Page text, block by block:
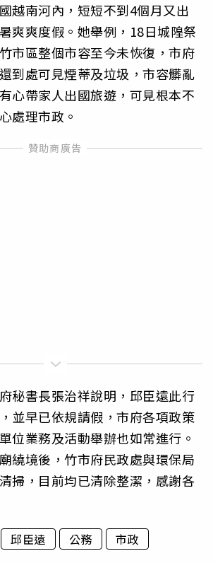
越南河內，短短不到4個月又出
爽爽度假。她舉例，18日城隍祭
市區整個市容至今未恢復，市府
到處可見煙蒂及垃圾，市容髒亂
心帶家人出國旅遊，可見根本不
處理市政。
秘書長張治祥說明，邱臣遠此行
並早已依規請假，市府各項政策
位業務及活動舉辦也如常進行。
繞境後，竹市府民政處與環保局
掃，目前均已清除整潔，感謝各
邱臣遠 公務 市政